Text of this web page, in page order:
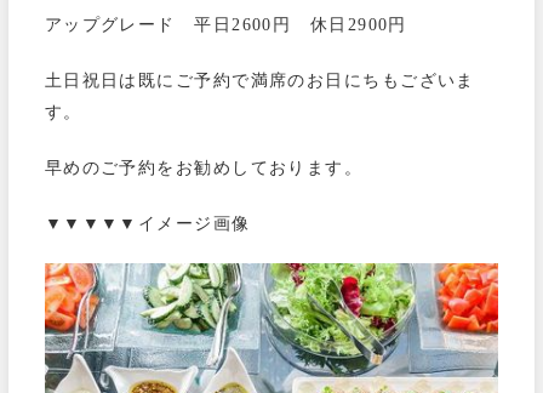
アップグレード 平日2600円 休日2900円
土日祝日は既にご予約で満席のお日にちもございま
す。
早めのご予約をお勧めしております。
▼▼▼▼▼イメージ画像